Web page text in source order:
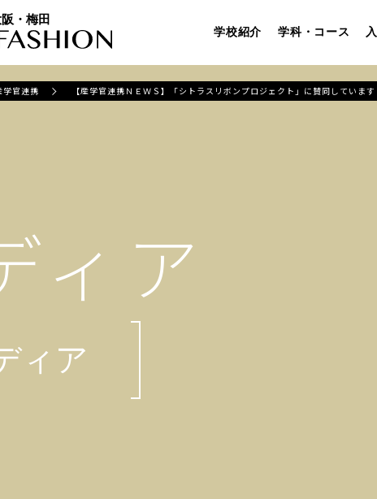
・梅田
学校紹介 学科・コース
学官連携 【産学官連携ＮＥＷＳ】「シトラスリボンプロジェクト」に賛同しています
ィア
ィア